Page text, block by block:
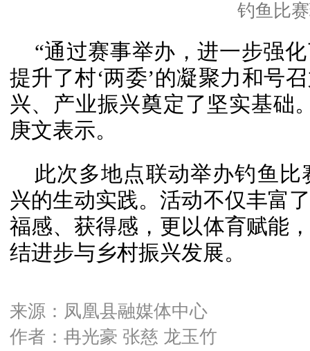
钓鱼比
“通过赛事举办，进一步强
提升了村‘两委’的凝聚力和号
兴、产业振兴奠定了坚实基础
庚文表示。
此次多地点联动举办钓鱼比
兴的生动实践。活动不仅丰富
福感、获得感， 更以体育赋能
结进步与乡村振兴发展。
来源：凤凰县融媒体中心
作者：冉光豪 张慈 龙玉竹